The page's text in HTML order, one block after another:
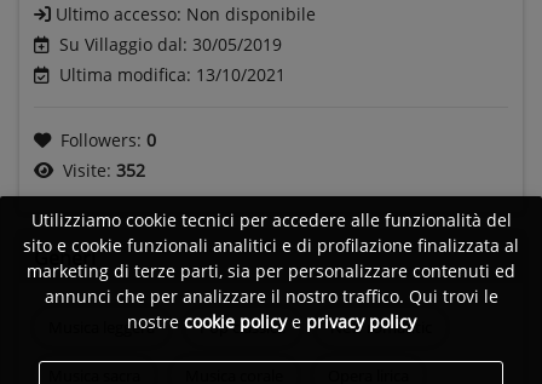
Ultimo accesso: Non disponibile
Su Villaggio dal: 30/05/2019
Ultima modifica: 13/10/2021
Followers: 0
Visite: 352
Generi
Musica leggera Pop classica New romantic
Utilizziamo cookie tecnici per accedere alle funzionalità del
sito e cookie funzionali analitici e di profilazione finalizzata al
marketing di terze parti, sia per personalizzare contenuti ed
annunci che per analizzare il nostro traffico. Qui trovi le
nostre cookie policye privacy policy